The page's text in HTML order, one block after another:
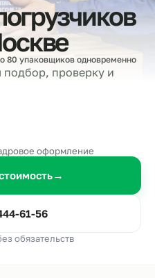
80 упаковщиков одновременно
проверку и
оформление
→
61-56
обязательств